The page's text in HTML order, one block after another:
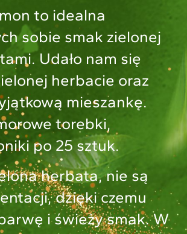
to idealna
sobie smak zielonej
Udało nam się
herbacie oraz
mieszankę.
torebki,
po 25 sztuk.
herbata, nie są
dzięki czemu
i świeży smak. W